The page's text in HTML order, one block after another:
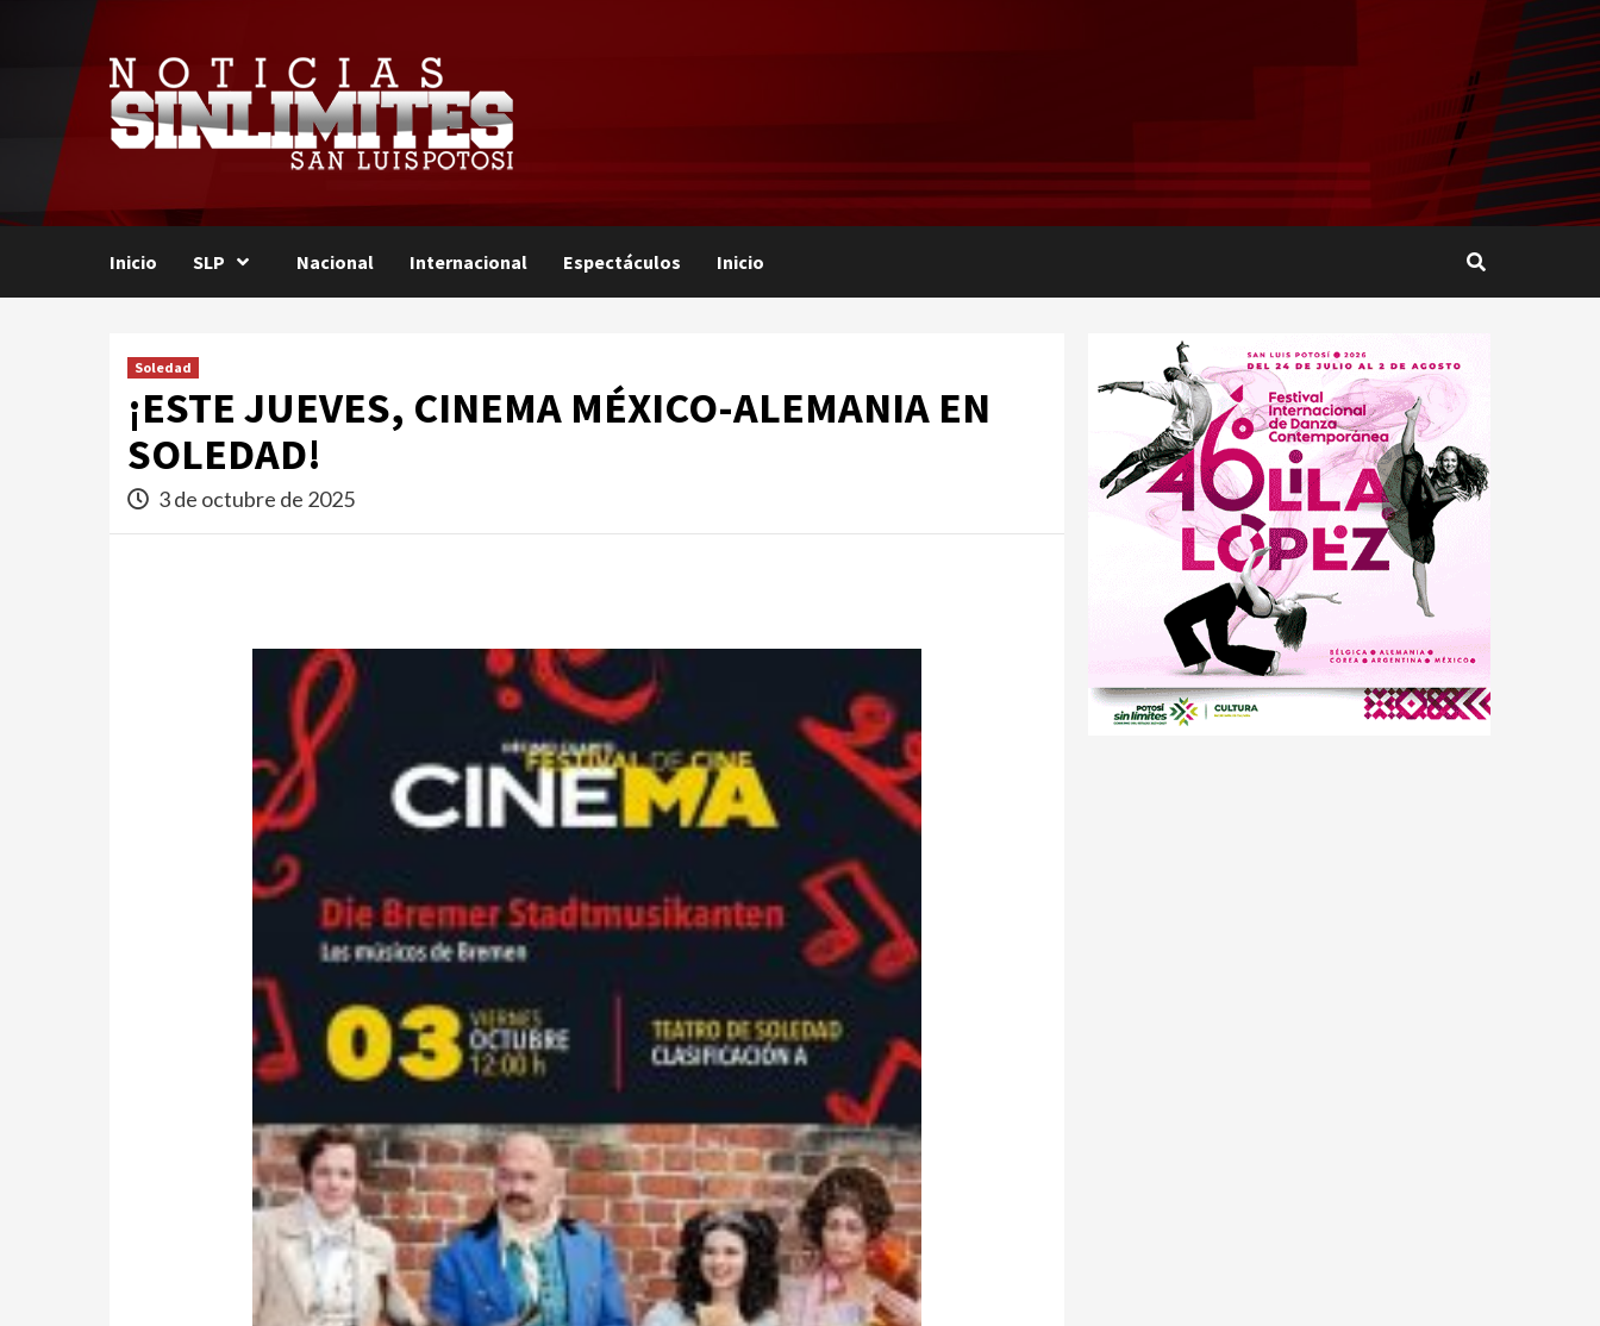
contenido
Inicio SLP Nacional Internacional Espectáculos Inicio
Soledad
¡ESTE JUEVES, CINEMA MÉXICO-ALEMANIA EN
SOLEDAD!
3 de octubre de 2025